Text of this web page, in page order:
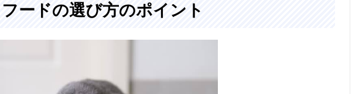
ードの選び方のポイント